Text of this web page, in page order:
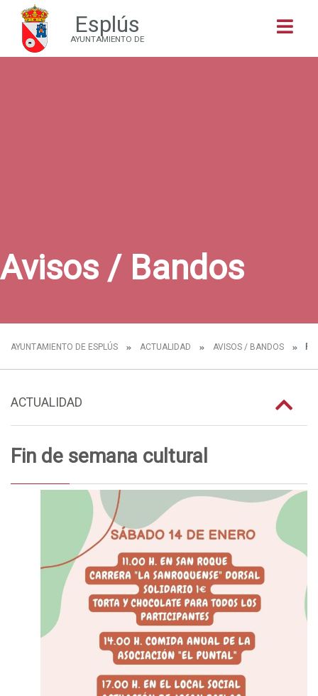
Esplús
AYUNTAMIENTO DE
Avisos / Bandos
AYUNTAMIENTO DE ESPLÚS ACTUALIDAD AVISOS / BANDOS
ACTUALIDAD
Fin de semana cultural